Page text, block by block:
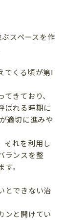
スペースを作
くる頃が第Ⅰ
きており、
ばれる時期に
適切に進みや
それを利用し
ランスを整
。
とできない治
ンと開けてい